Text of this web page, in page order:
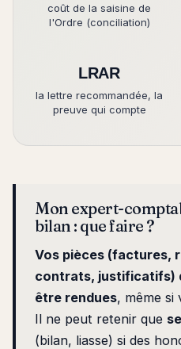
coût de la saisine de
l'Ordre (conciliation)
LRAR
la lettre recommandée, la
preuve qui compte
Mon expert-
bilan : que faire ?
Vos pièces (factures,
contrats, justificatifs)
être rendues, même si
Il ne peut retenir que
(bilan, liasse) si des